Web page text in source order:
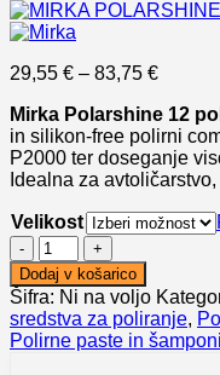
29,55 € – 83,75 €Cenovni
od
29,55 €
do
83,75 €
Mirka Polarshine 12
in silikon-free polirni
P2000 ter doseganje
Idealna za
Velikost
MIRKA
POLARSHINE
12
Polishing
Compound
količina
Dodaj v košarico
Šifra: Ni na voljo
sredstva za poliranje,
Polirne paste in šamponi